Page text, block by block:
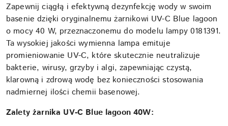
Zapewnij ciągłą i efektywną dezynfekcję wody w swoim
basenie dzięki oryginalnemu żarnikowi UV-C Blue lagoon
o mocy 40 W, przeznaczonemu do modelu lampy 0181391.
Ta wysokiej jakości wymienna lampa emituje
promieniowanie UV-C, które skutecznie neutralizuje
bakterie, wirusy, grzyby i algi, zapewniając czystą,
klarowną i zdrową wodę bez konieczności stosowania
nadmiernej ilości chemii basenowej.
Zalety żarnika UV-C Blue lagoon 40W: